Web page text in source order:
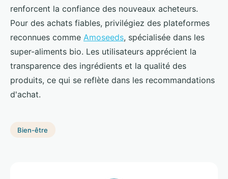
renforcent la confiance des nouveaux acheteurs.
Pour des achats fiables, privilégiez des plateformes
reconnues comme Amoseeds, spécialisée dans les
super-aliments bio. Les utilisateurs apprécient la
transparence des ingrédients et la qualité des
produits, ce qui se reflète dans les recommandations
d'achat.
Bien-être